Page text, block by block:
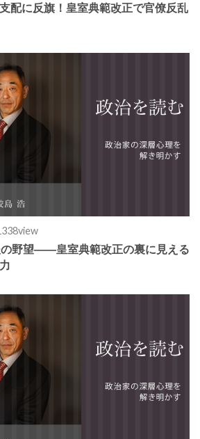
配に反旗！皇室典範改正で官僚反乱
野望――皇室典範改正の裏に見える